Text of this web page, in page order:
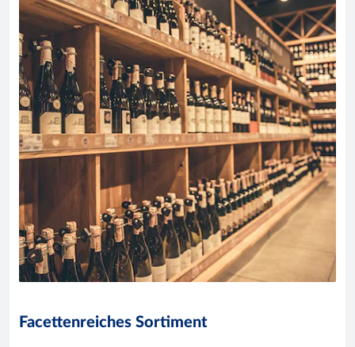
Facettenreiches Sortiment